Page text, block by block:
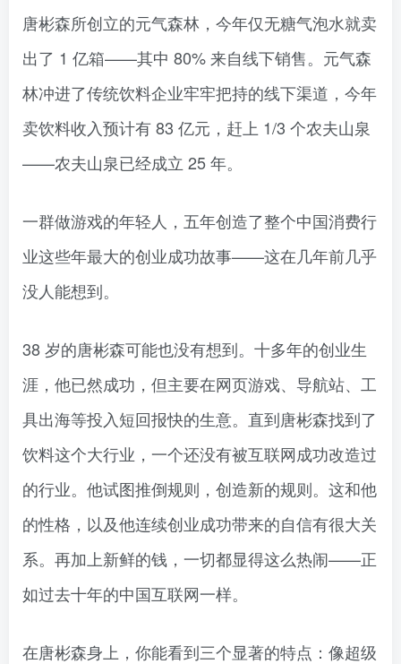
唐彬森所创立的元气森林，今年仅无糖气泡水就卖
出了 1 亿箱——其中 80% 来自线下销售。元气森
林冲进了传统饮料企业牢牢把持的线下渠道，今年
卖饮料收入预计有 83 亿元，赶上 1/3 个农夫山泉
——农夫山泉已经成立 25 年。
一群做游戏的年轻人，五年创造了整个中国消费行
业这些年最大的创业成功故事——这在几年前几乎
没人能想到。
38 岁的唐彬森可能也没有想到。十多年的创业生
涯，他已然成功，但主要在网页游戏、导航站、工
具出海等投入短回报快的生意。直到唐彬森找到了
饮料这个大行业，一个还没有被互联网成功改造过
的行业。他试图推倒规则，创造新的规则。这和他
的性格，以及他连续创业成功带来的自信有很大关
系。再加上新鲜的钱，一切都显得这么热闹——正
如过去十年的中国互联网一样。
在唐彬森身上，你能看到三个显著的特点：像超级